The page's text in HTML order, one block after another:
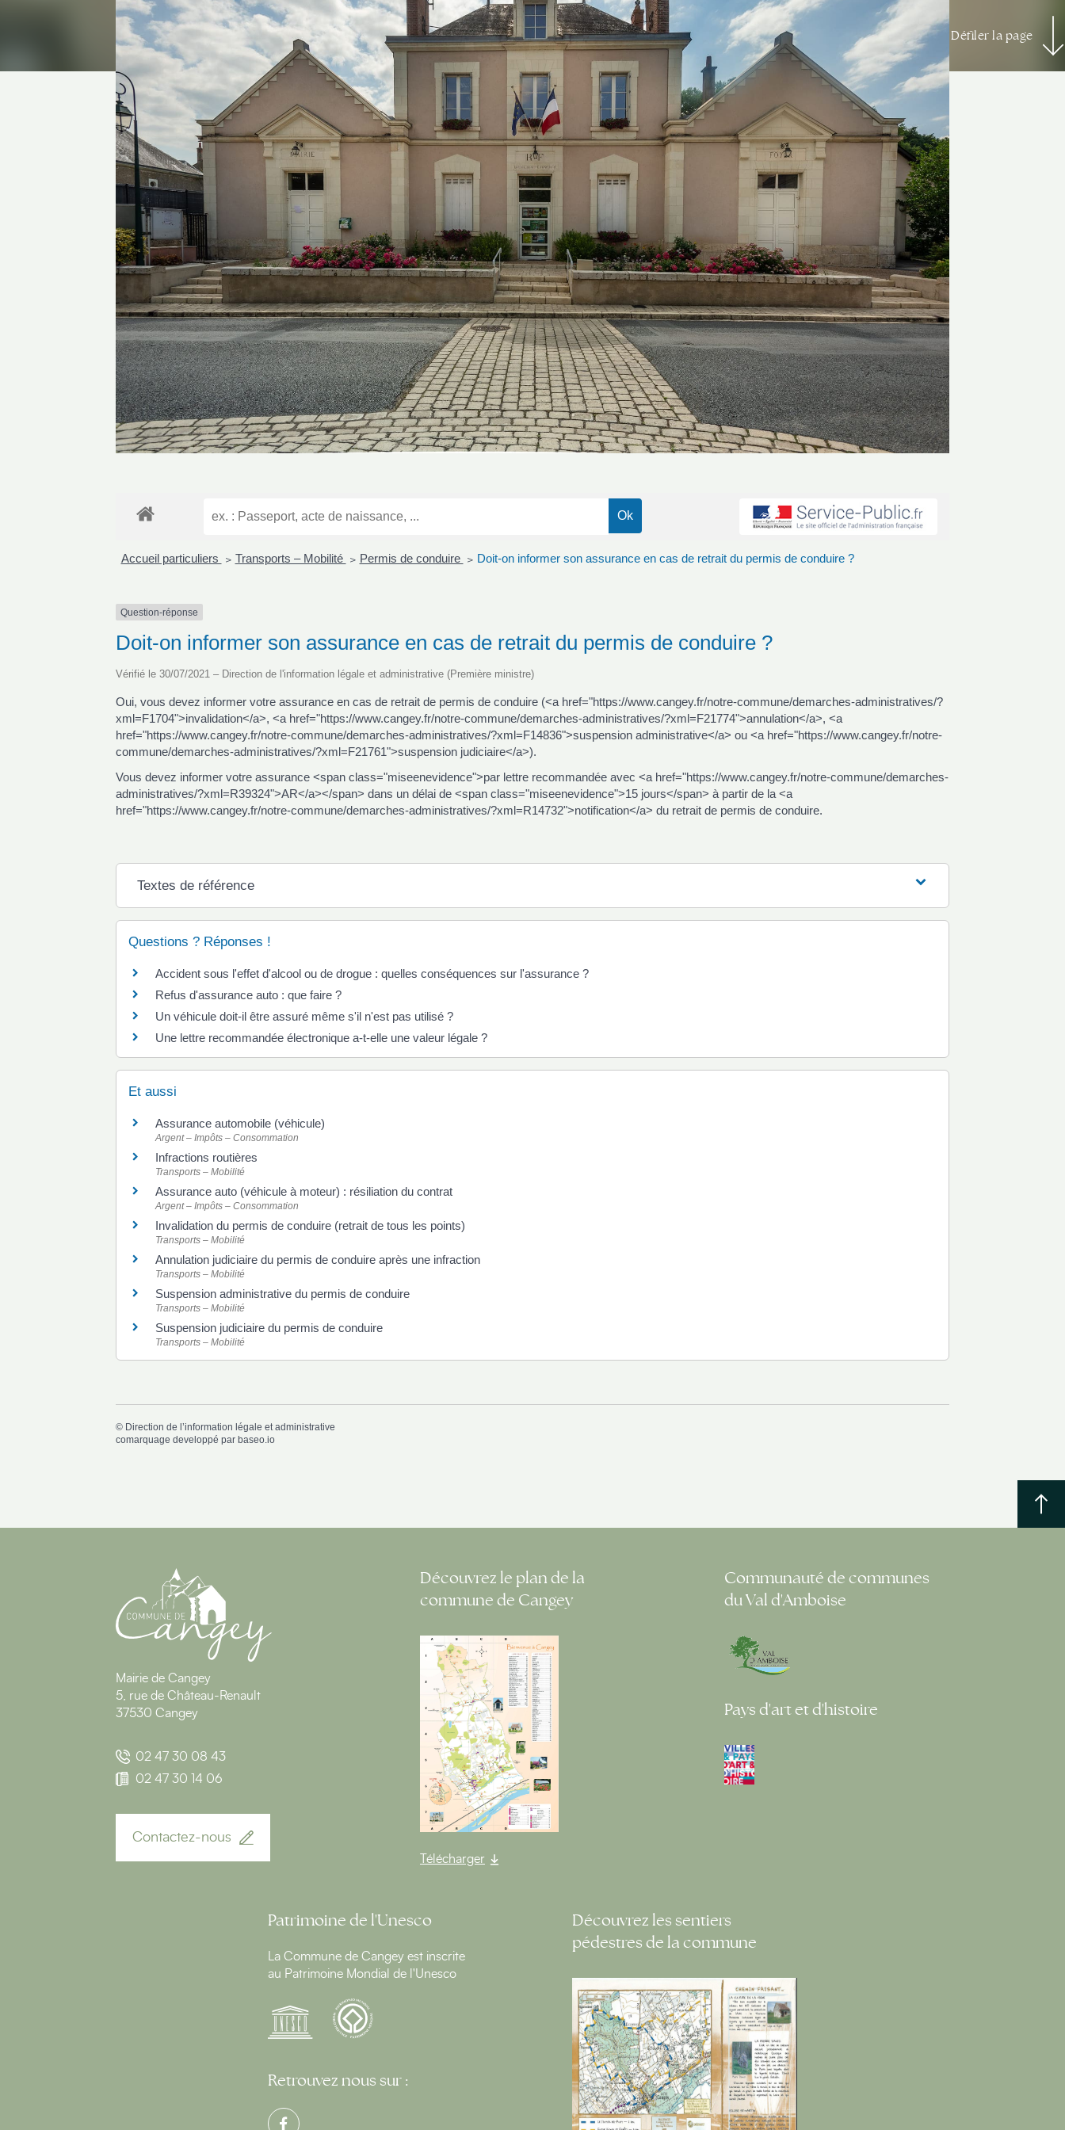
Défiler la page
Accueil particuliers > Transports – Mobilité > Permis de conduire > Doit-on informer son assurance en cas de retrait du permis de conduire ?
Question-réponse
Doit-on informer son assurance en cas de retrait du permis de conduire ?
Vérifié le 30/07/2021 – Direction de l'information légale et administrative (Première ministre)
Oui, vous devez informer votre assurance en cas de retrait de permis de conduire (<a href="https://www.cangey.fr/notre-commune/demarches-administratives/?
xml=F1704">invalidation</a>, <a href="https://www.cangey.fr/notre-commune/demarches-administratives/?xml=F21774">annulation</a>, <a
href="https://www.cangey.fr/notre-commune/demarches-administratives/?xml=F14836">suspension administrative</a> ou <a href="https://www.cangey.fr/notre-
commune/demarches-administratives/?xml=F21761">suspension judiciaire</a>).
Vous devez informer votre assurance <span class="miseenevidence">par lettre recommandée avec <a href="https://www.cangey.fr/notre-commune/demarches-
administratives/?xml=R39324">AR</a></span> dans un délai de <span class="miseenevidence">15 jours</span> à partir de la <a
href="https://www.cangey.fr/notre-commune/demarches-administratives/?xml=R14732">notification</a> du retrait de permis de conduire.
Textes de référence
Questions ? Réponses !
Accident sous l'effet d'alcool ou de drogue : quelles conséquences sur l'assurance ?
Refus d'assurance auto : que faire ?
Un véhicule doit-il être assuré même s'il n'est pas utilisé ?
Une lettre recommandée électronique a-t-elle une valeur légale ?
Et aussi
Assurance automobile (véhicule)
Argent – Impôts – Consommation
Infractions routières
Transports – Mobilité
Assurance auto (véhicule à moteur) : résiliation du contrat
Argent – Impôts – Consommation
Invalidation du permis de conduire (retrait de tous les points)
Transports – Mobilité
Annulation judiciaire du permis de conduire après une infraction
Transports – Mobilité
Suspension administrative du permis de conduire
Transports – Mobilité
Suspension judiciaire du permis de conduire
Transports – Mobilité
© Direction de l’information légale et administrative
comarquage developpé par baseo.io
Mairie de Cangey
5, rue de Château-Renault
37530 Cangey
02 47 30 08 43
02 47 30 14 06
Contactez-nous
Découvrez le plan de la
commune de Cangey
Télécharger
Communauté de communes
du Val d'Amboise
Pays d'art et d'histoire
Patrimoine de l'Unesco
La Commune de Cangey est inscrite
au Patrimoine Mondial de l'Unesco
Retrouvez nous sur :
Découvrez les sentiers
pédestres de la commune